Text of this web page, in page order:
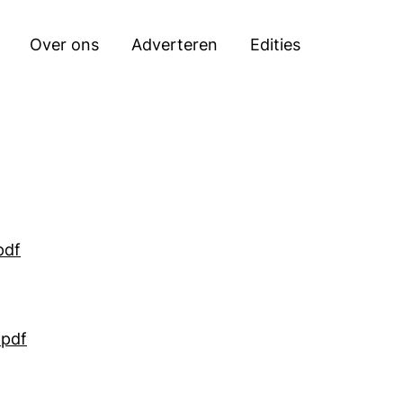
Over ons Adverteren Edities